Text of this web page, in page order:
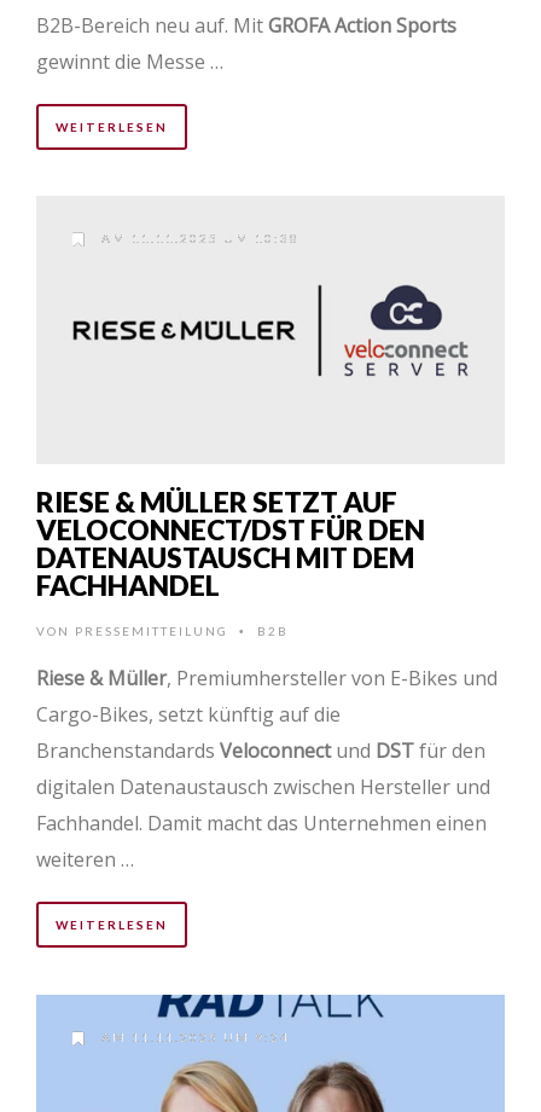
B2B-Bereich neu auf. MitGROFA Action Sports
gewinnt die Messe …
WEITERLESEN
AM 11.11.2025 UM 10:38
RIESE & MÜLLER SETZT AUF
VELOCONNECT/DST FÜR DEN
DATENAUSTAUSCH MIT DEM
FACHHANDEL
VON PRESSEMITTEILUNG • B2B
Riese & Müller, Premiumhersteller von E-Bikes und
Cargo-Bikes, setzt künftig auf die
Branchenstandards Veloconnectund DSTfür den
digitalen Datenaustausch zwischen Hersteller und
Fachhandel. Damit macht das Unternehmen einen
weiteren …
WEITERLESEN
AM 11.11.2025 UM 9:24